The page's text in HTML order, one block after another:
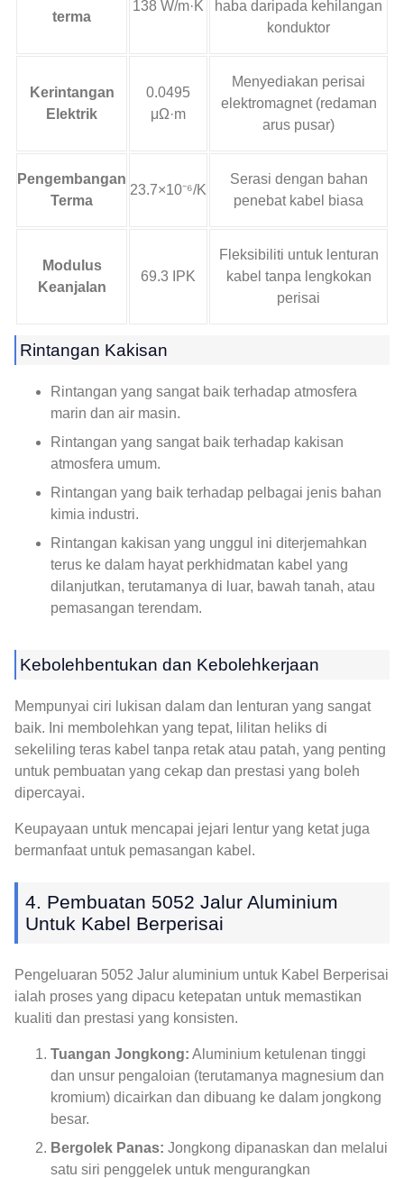
terma
138 W/m·K
haba daripada kehilangan
konduktor
Kerintangan
Elektrik
0.0495
μΩ·m
Menyediakan perisai
elektromagnet (redaman
arus pusar)
Pengembangan
Terma
23.7×10⁻⁶/K
Serasi dengan bahan
penebat kabel biasa
Modulus
Keanjalan
69.3 IPK
Fleksibiliti untuk lenturan
kabel tanpa lengkokan
perisai
Rintangan Kakisan
Rintangan yang sangat baik terhadap atmosfera
marin dan air masin.
Rintangan yang sangat baik terhadap kakisan
atmosfera umum.
Rintangan yang baik terhadap pelbagai jenis bahan
kimia industri.
Rintangan kakisan yang unggul ini diterjemahkan
terus ke dalam hayat perkhidmatan kabel yang
dilanjutkan, terutamanya di luar, bawah tanah, atau
pemasangan terendam.
Kebolehbentukan dan Kebolehkerjaan
Mempunyai ciri lukisan dalam dan lenturan yang sangat
baik. Ini membolehkan yang tepat, lilitan heliks di
sekeliling teras kabel tanpa retak atau patah, yang penting
untuk pembuatan yang cekap dan prestasi yang boleh
dipercayai.
Keupayaan untuk mencapai jejari lentur yang ketat juga
bermanfaat untuk pemasangan kabel.
4. Pembuatan 5052 Jalur Aluminium
Untuk Kabel Berperisai
Pengeluaran 5052 Jalur aluminium untuk Kabel Berperisai
ialah proses yang dipacu ketepatan untuk memastikan
kualiti dan prestasi yang konsisten.
Tuangan Jongkong: Aluminium ketulenan tinggi
dan unsur pengaloian (terutamanya magnesium dan
kromium) dicairkan dan dibuang ke dalam jongkong
besar.
Bergolek Panas: Jongkong dipanaskan dan melalui
satu siri penggelek untuk mengurangkan